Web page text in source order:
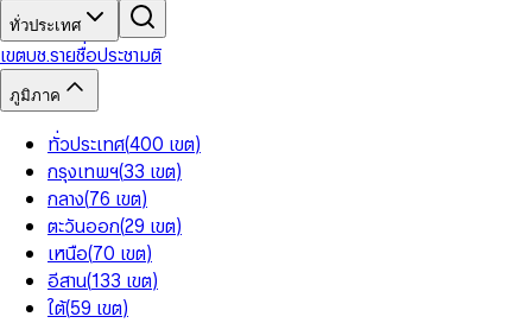
ทั่วประเทศ
เขตบช.รายชื่อประชามติ
ภูมิภาค
ทั่วประเทศ(400 เขต)
กรุงเทพฯ(33 เขต)
กลาง(76 เขต)
ตะวันออก(29 เขต)
เหนือ(70 เขต)
อีสาน(133 เขต)
ใต้(59 เขต)